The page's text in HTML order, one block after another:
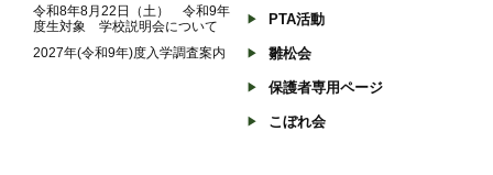
令和8年8月22日（土） 令和9年
度生対象 学校説明会について
2027年(令和9年)度入学調査案内
PTA活動
雛松会
保護者専用ページ
こぼれ会